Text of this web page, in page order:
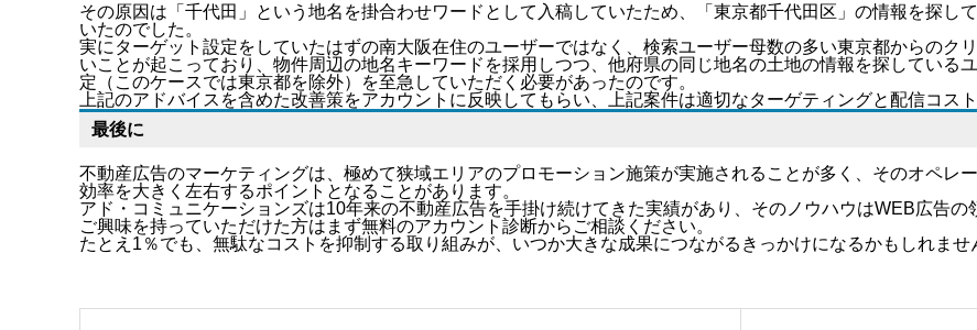
その原因は「千代田」という地名を掛合わせワードとして入稿していたため、「 東京都千代田区 」の情報を探し
いたのでした。
実にターゲット設定をしていたはずの南大阪在住のユーザーではなく、検索ユーザー母数の多い東京都からのク
いことが起こっており、物件周辺の地名キーワードを採用しつつ、他府県の同じ地名の土地の情報を探している
定（このケースでは東京都を除外）を至急していただく必要があったのです。
上記のアドバイスを含めた改善策をアカウントに反映してもらい、上記案件は適切なターゲティングと配信コス
最後に
不動産広告のマーケティングは、極めて狭域エリアのプロモーション施策が実施されることが多く、そのオペレ
効率を大きく左右するポイントとなることがあります。
アド・コミュニケーションズは10年来の不動産広告を手掛け続けてきた実績があり、そのノウハウはWEB広告の
ご興味を持っていただけた方はまず無料のアカウント診断からご相談ください。
たとえ1％でも、無駄なコストを抑制する取り組みが、いつか大きな成果につながるきっかけになるかもしれませ